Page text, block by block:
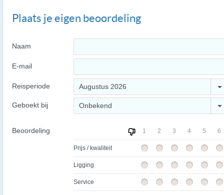
Plaats je eigen beoordeling
Naam
E-mail
Reisperiode Augustus 2026
Geboekt bij Onbekend
Beoordeling 1 2 3 4 5 6
Prijs / kwaliteit
Ligging
Service